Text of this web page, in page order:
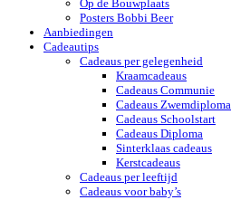
Op de Bouwplaats
Posters Bobbi Beer
Aanbiedingen
Cadeautips
Cadeaus per gelegenheid
Kraamcadeaus
Cadeaus Communie
Cadeaus Zwemdiploma
Cadeaus Schoolstart
Cadeaus Diploma
Sinterklaas cadeaus
Kerstcadeaus
Cadeaus per leeftijd
Cadeaus voor baby’s